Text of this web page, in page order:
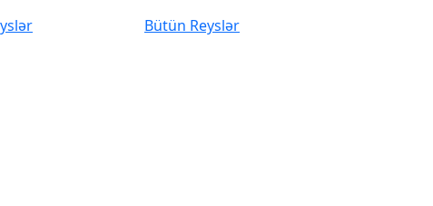
Bütün Reyslər